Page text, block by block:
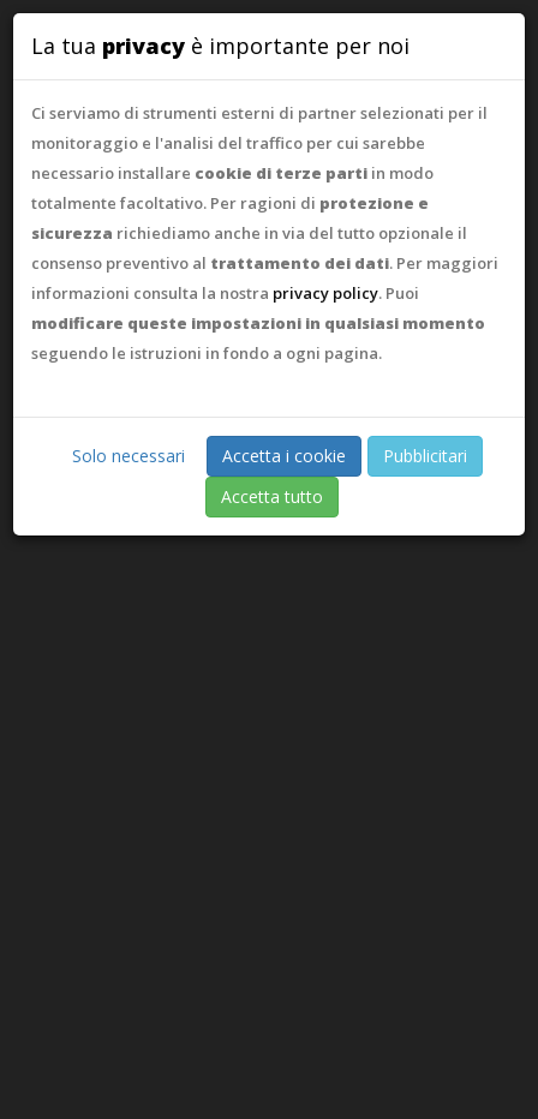
WebAsk
La tua privacy è importante per noi
Ci serviamo di strumenti esterni di partner selezionati per il
monitoraggio e l'analisi del traffico per cui sarebbe
necessario installare cookie di terze parti in modo
totalmente facoltativo. Per ragioni di protezione e
sicurezza richiediamo anche in via del tutto opzionale il
consenso preventivo al trattamento dei dati. Per maggiori
informazioni consulta la nostra privacy policy. Puoi
modificare queste impostazioni in qualsiasi momento
seguendo le istruzioni in fondo a ogni pagina.
Solo necessari Accetta i cookie
Pubblicitari
Accetta tutto